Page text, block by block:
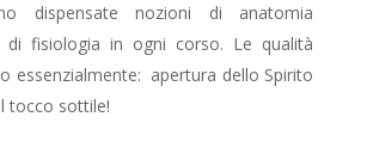
dispensate nozioni di anatomia
di fisiologia in ogni corso. Le qualità
essenzialmente: apertura dello Spirito
tocco sottile!